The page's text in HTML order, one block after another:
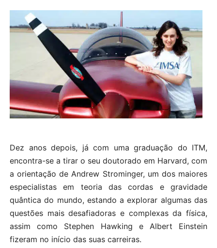
Dez anos depois, já com uma graduação do ITM,
encontra-se a tirar o seu doutorado em Harvard, com
a orientação de Andrew Strominger, um dos maiores
especialistas em teoria das cordas e gravidade
quântica do mundo, estando a explorar algumas das
questões mais desafiadoras e complexas da física,
assim como Stephen Hawking e Albert Einstein
fizeram no início das suas carreiras.